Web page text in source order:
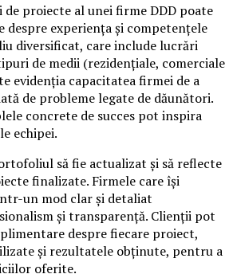
proiecte al unei firme DDD poate
despre experiența și competențele
diversificat, care include lucrări
de medii (rezidențiale, comerciale
evidenția capacitatea firmei de a
de probleme legate de dăunători.
concrete de succes pot inspira
echipei.
să fie actualizat și să reflecte
finalizate. Firmele care își
un mod clar și detaliat
și transparență. Clienții pot
despre fiecare proiect,
și rezultatele obținute, pentru a
oferite.